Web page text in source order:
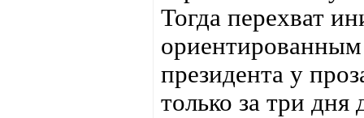
Тогда перехват
президента у
только за три дня